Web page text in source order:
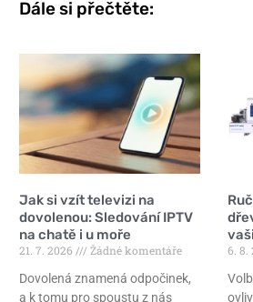
Dále si přečtěte:
Jak si vzít televizi na
dovolenou: Sledování IPTV
na chatě i u moře
21. 7. 2026
Žádné komentáře
Dovolená znamená odpočinek,
a k tomu pro spoustu z nás
6. 8.